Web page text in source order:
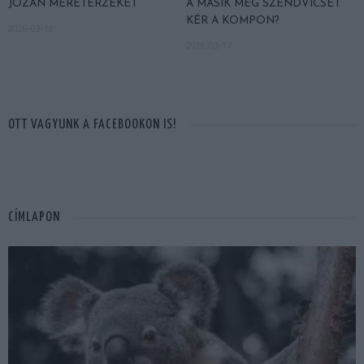
JÓZAN MÉRETÉRZÉKET
A MÁSIK MEG SZENDVICSET
KÉR A KOMPON?
OTT VAGYUNK A FACEBOOKON IS!
CÍMLAPON